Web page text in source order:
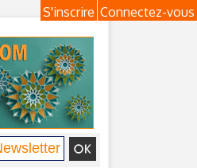
Connectez-vous
S'inscrire